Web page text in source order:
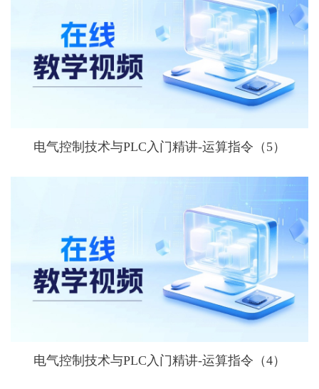
电气控制技术与PLC入门精讲-运算指令（5）
电气控制技术与PLC入门精讲-运算指令（4）